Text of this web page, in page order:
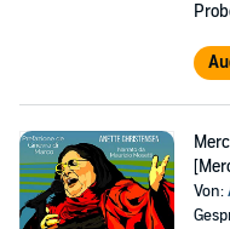
Von: